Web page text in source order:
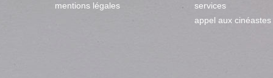
mentions légales
services
appel aux cinéastes